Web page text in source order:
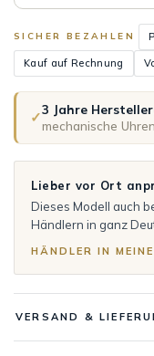
SICHER BEZAHLEN
Kauf auf Rechnung
✓3 Jahre
mechanische Uhren
Lieber vor Ort
Dieses Modell auch
Händlern in ganz
HÄNDLER IN
VERSAND &